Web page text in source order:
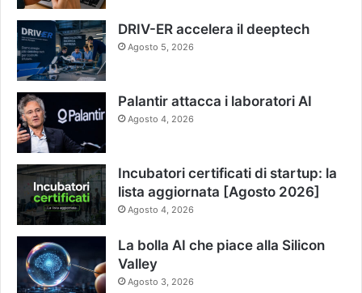
DRIV-ER accelera il deeptech
Agosto 5, 2026
Palantir attacca i laboratori AI
Agosto 4, 2026
Incubatori certificati di startup: la
lista aggiornata [Agosto 2026]
Agosto 4, 2026
La bolla AI che piace alla Silicon
Valley
Agosto 3, 2026